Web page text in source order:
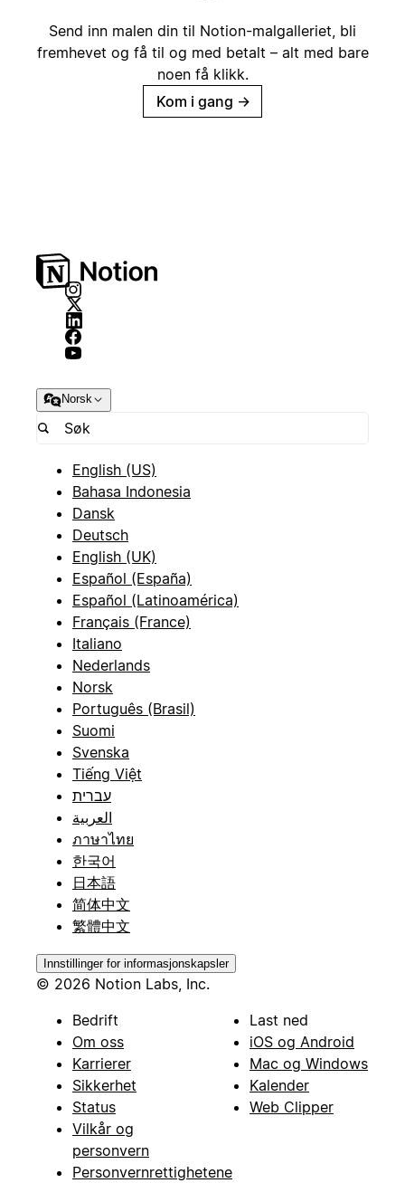
Send inn malen din til Notion-malgalleriet, bli
fremhevet og få til og med betalt – alt med bare
noen få klikk.
Kom i gang →
Norsk
English (US)
Bahasa Indonesia
Dansk
Deutsch
English (UK)
Español (España)
Español (Latinoamérica)
Français (France)
Italiano
Nederlands
Norsk
Português (Brasil)
Suomi
Svenska
Tiếng Việt
עברית
العربية
ภาษาไทย
한국어
日本語
简体中文
繁體中文
Innstillinger for informasjonskapsler
© 2026 Notion Labs, Inc.
Bedrift
Om oss
Karrierer
Sikkerhet
Status
Vilkår og
personvern
Personvernrettighetene
Last ned
iOS og Android
Mac og Windows
Kalender
Web Clipper